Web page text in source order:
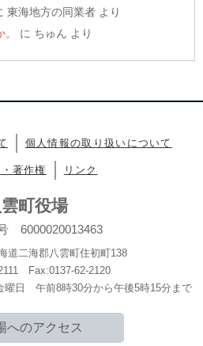
東海地方の同業者 より
に ちゅん より
個人情報の取り扱いについて
著作権 リンク
雲町役場
6000020013463
道二海郡八雲町住初町138
Fax:0137-62-2120
曜日 午前8時30分から午後5時15分まで
へのアクセス